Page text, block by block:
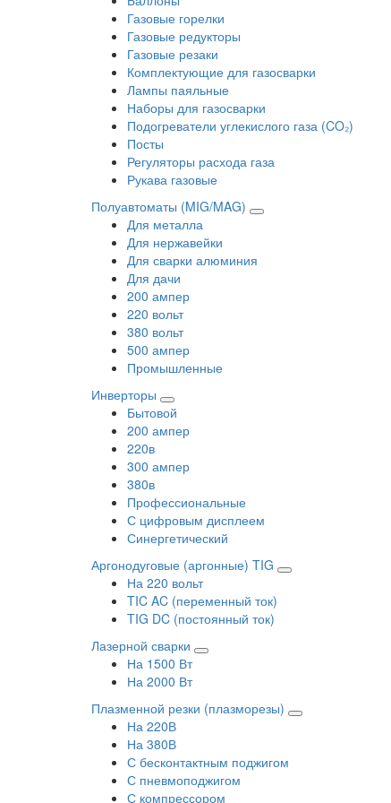
Газовые горелки
Газовые редукторы
Газовые резаки
Комплектующие для газосварки
Лампы паяльные
Наборы для газосварки
Подогреватели углекислого газа (CO₂)
Посты
Регуляторы расхода газа
Рукава газовые
Полуавтоматы (MIG/MAG)
Для металла
Для нержавейки
Для сварки алюминия
Для дачи
200 ампер
220 вольт
380 вольт
500 ампер
Промышленные
Инверторы
Бытовой
200 ампер
220в
300 ампер
380в
Профессиональные
С цифровым дисплеем
Синергетический
Аргонодуговые (аргонные) TIG
На 220 вольт
TIC AC (переменный ток)
TIG DC (постоянный ток)
Лазерной сварки
На 1500 Вт
На 2000 Вт
Плазменной резки (плазморезы)
На 220В
На 380В
С бесконтактным поджигом
С пневмоподжигом
С компрессором